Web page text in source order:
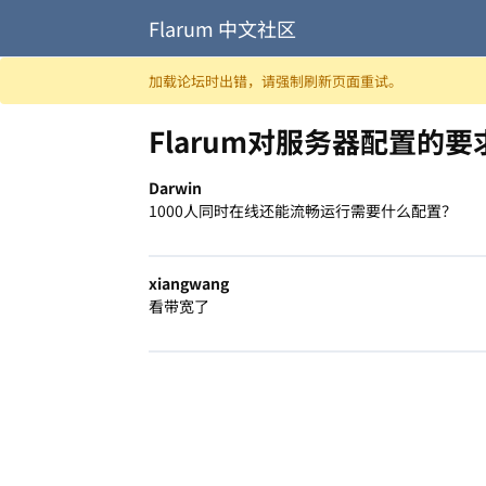
跳至内容
Flarum 中文社区
加载论坛时出错，请强制刷新页面重试。
Flarum对服务器配置的要
Darwin
1000人同时在线还能流畅运行需要什么配置？
xiangwang
看带宽了